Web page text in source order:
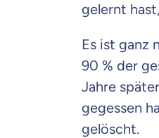
gelernt
Es ist ganz
90 % der
Jahre
gegessen
gelöscht.